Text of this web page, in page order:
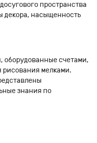
пространства
декора, насыщенность
оборудованные счетами,
мелками.
знания по